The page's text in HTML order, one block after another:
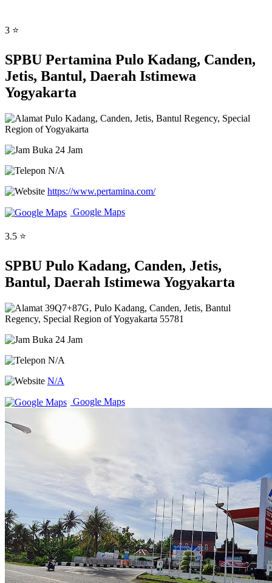
3 ⭐
SPBU Pertamina Pulo Kadang, Canden,
Jetis, Bantul, Daerah Istimewa
Yogyakarta
Pulo Kadang, Canden, Jetis, Bantul Regency, Special
Region of Yogyakarta
Buka 24 Jam
N/A
https://www.pertamina.com/
Google Maps
3.5 ⭐
SPBU Pulo Kadang, Canden, Jetis,
Bantul, Daerah Istimewa Yogyakarta
39Q7+87G, Pulo Kadang, Canden, Jetis, Bantul
Regency, Special Region of Yogyakarta 55781
Buka 24 Jam
N/A
N/A
Google Maps